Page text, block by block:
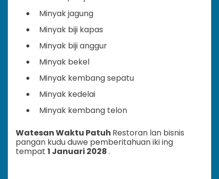
Minyak jagung
Minyak biji kapas
Minyak biji anggur
Minyak bekel
Minyak kembang sepatu
Minyak kedelai
Minyak kembang telon
Watesan Waktu Patuh Restoran lan bisnis
pangan kudu duwe pemberitahuan iki ing
tempat 1 Januari 2028.